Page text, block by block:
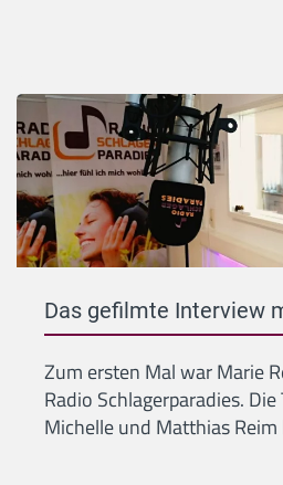
Das gefilmte Interview
Zum ersten Mal war Marie
Radio Schlagerparadies.
Michelle und Matthias Reim